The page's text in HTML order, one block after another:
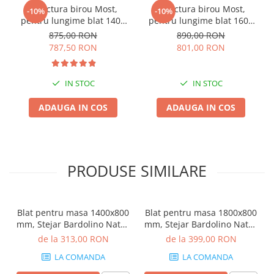
-10%
Structura birou Most,
pentru lungime blat 1400
mm, finisaj negru
875,00 RON
787,50 RON
IN STOC
ADAUGA IN COS
-10%
Structura birou Most,
pentru lungime blat 1600
mm, finisaj negru
890,00 RON
801,00 RON
IN STOC
ADAUGA IN COS
PRODUSE SIMILARE
Blat pentru masa 1400x800
mm, Stejar Bardolino Natur
H1145 ST10
de la 313,00 RON
LA COMANDA
Blat pentru masa 1800x800
mm, Stejar Bardolino Natur
H1145 ST10
de la 399,00 RON
LA COMANDA